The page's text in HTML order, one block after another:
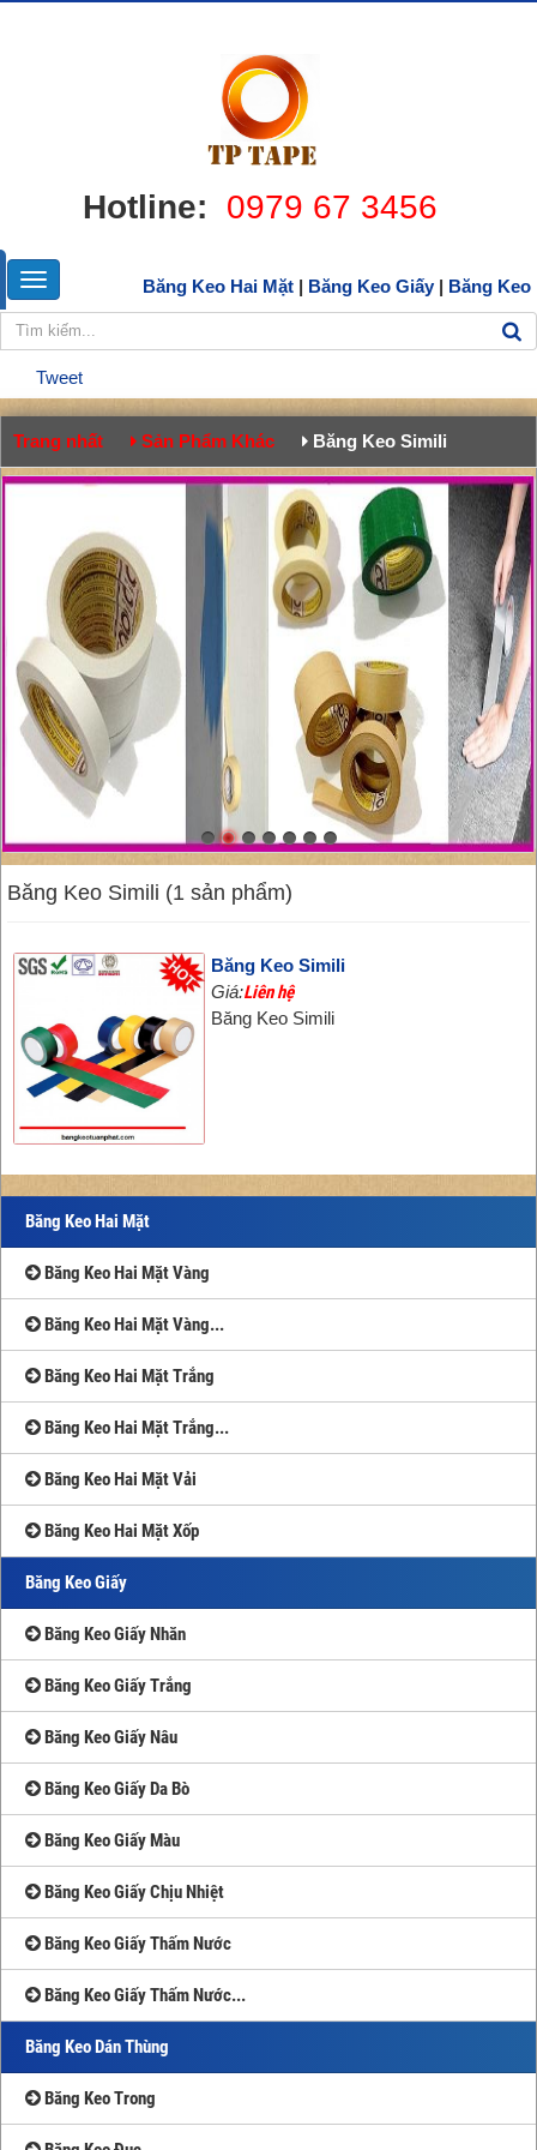
Hotline: 0979 67 3456
Băng Keo Hai Mặt | Băng Keo Giấy| Băng Keo
Tweet
Trang nhất Sản Phẩm Khác Băng Keo Simili
Băng Keo Simili (1 sản phẩm)
Băng Keo Simili
Giá:Liên hệ
Băng Keo Simili
Băng Keo Hai Mặt
Băng Keo Hai Mặt Vàng
Băng Keo Hai Mặt Vàng...
Băng Keo Hai Mặt Trắng
Băng Keo Hai Mặt Trắng...
Băng Keo Hai Mặt Vải
Băng Keo Hai Mặt Xốp
Băng Keo Giấy
Băng Keo Giấy Nhăn
Băng Keo Giấy Trắng
Băng Keo Giấy Nâu
Băng Keo Giấy Da Bò
Băng Keo Giấy Màu
Băng Keo Giấy Chịu Nhiệt
Băng Keo Giấy Thấm Nước
Băng Keo Giấy Thấm Nước...
Băng Keo Dán Thùng
Băng Keo Trong